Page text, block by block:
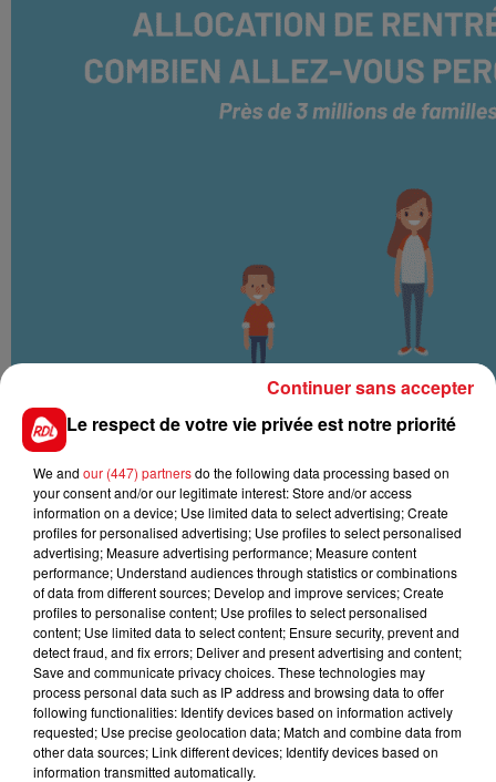
Le respect de votre vie privée est notre priorité
We and our (447) partnersdo the following data processing based on
your consent and/or our legitimate interest: Store and/or access
information on a device; Use limited data to select advertising; Create
profiles for personalised advertising; Use profiles to select personalised
advertising; Measure advertising performance; Measure content
performance; Understand audiences through statistics or combinations
of data from different sources; Develop and improve services; Create
profiles to personalise content; Use profiles to select personalised
content; Use limited data to select content; Ensure security, prevent and
detect fraud, and fix errors; Deliver and present advertising and content;
Save and communicate privacy choices. These technologies may
process personal data such as IP address and browsing data to offer
following functionalities: Identify devices based on information actively
requested; Use precise geolocation data; Match and combine data from
other data sources; Link different devices; Identify devices based on
information transmitted automatically.
Continuer sans accepter